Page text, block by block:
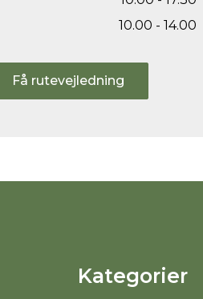
10.00 - 14.00
Få rutevejledning
Kategorier